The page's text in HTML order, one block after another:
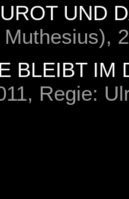
UND
Muthesius),
BLEIBT IM
Regie: